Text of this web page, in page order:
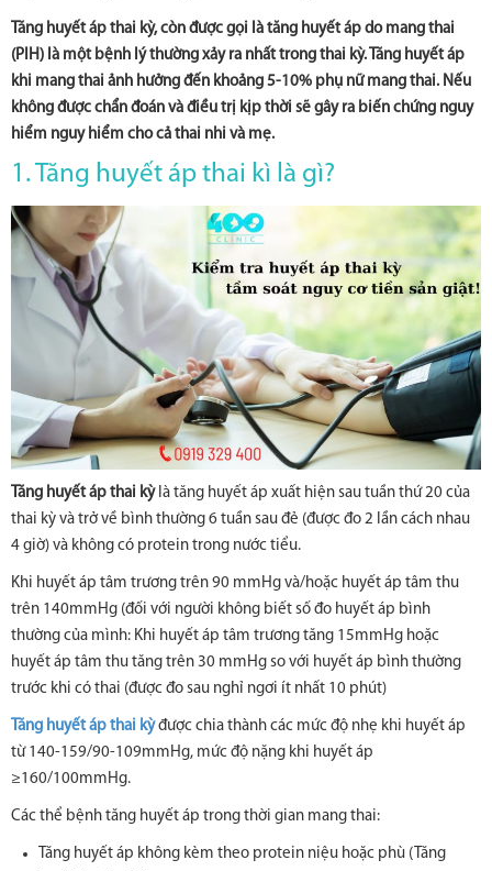
Tăng huyết áp thai kỳ, còn được gọi là tăng huyết áp do mang thai
(PIH) là một bệnh lý thường xảy ra nhất trong thai kỳ. Tăng huyết áp
khi mang thai ảnh hưởng đến khoảng 5-10% phụ nữ mang thai. Nếu
không được chẩn đoán và điều trị kịp thời sẽ gây ra biến chứng nguy
hiểm nguy hiểm cho cả thai nhi và mẹ.
1. Tăng huyết áp thai kì là gì?
Tăng huyết áp thai kỳlà tăng huyết áp xuất hiện sau tuần thứ 20 của
thai kỳ và trở về bình thường 6 tuần sau đẻ (được đo 2 lần cách nhau
4 giờ) và không có protein trong nước tiểu.
Khi huyết áp tâm trương trên 90 mmHg và/hoặc huyết áp tâm thu
trên 140mmHg (đối với người không biết số đo huyết áp bình
thường của mình: Khi huyết áp tâm trương tăng 15mmHg hoặc
huyết áp tâm thu tăng trên 30 mmHg so với huyết áp bình thường
trước khi có thai (được đo sau nghỉ ngơi ít nhất 10 phút)
Tăng huyết áp thai kỳđược chia thành các mức độ nhẹ khi huyết áp
từ 140-159/90-109mmHg, mức độ nặng khi huyết áp
≥160/100mmHg.
Các thể bệnh tăng huyết áp trong thời gian mang thai:
Tăng huyết áp không kèm theo protein niệu hoặc phù (Tăng